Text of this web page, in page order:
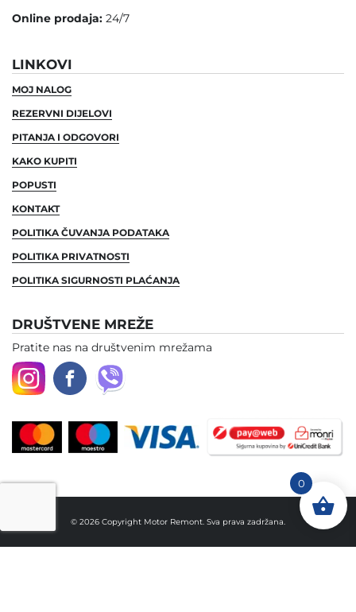
Online prodaja: 24/7
LINKOVI
MOJ NALOG
REZERVNI DIJELOVI
PITANJA I ODGOVORI
KAKO KUPITI
POPUSTI
KONTAKT
POLITIKA ČUVANJA PODATAKA
POLITIKA PRIVATNOSTI
POLITIKA SIGURNOSTI PLAĆANJA
DRUŠTVENE MREŽE
Pratite nas na društvenim mrežama
© 2026 Copyright Motor Remont. Sva prava zadržana.
0